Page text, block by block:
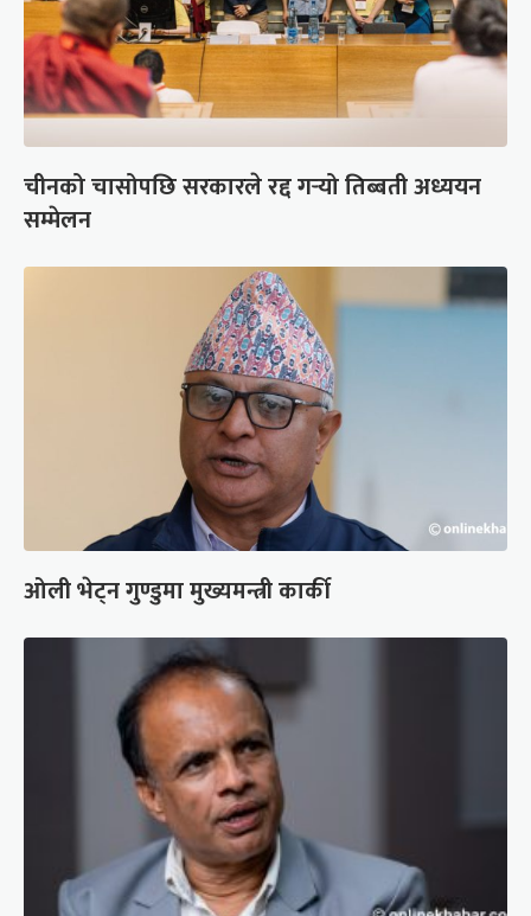
चीनको चासोपछि सरकारले रद्द गर्‍यो तिब्बती अध्ययन
सम्मेलन
ओली भेट्न गुण्डुमा मुख्यमन्त्री कार्की